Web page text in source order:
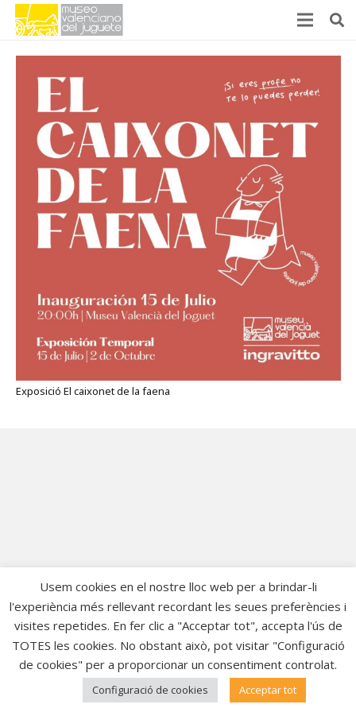
Exposició El caixonet de la faena
Usem cookies en el nostre lloc web per a brindar-li
l'experiència més rellevant recordant les seues preferències i
visites repetides. En fer clic a "Acceptar tot", accepta l'ús de
TOTES les cookies. No obstant això, pot visitar "Configuració
de cookies" per a proporcionar un consentiment controlat.
Configuració de cookies Acceptar tot